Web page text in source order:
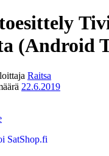
(Android
Raitsa
22.6.2019